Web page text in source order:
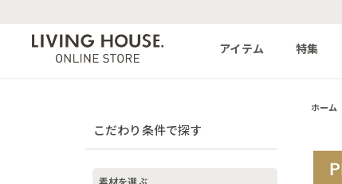
アイテム 特集
こだわり条件で探す
素材を選ぶ
ホーム